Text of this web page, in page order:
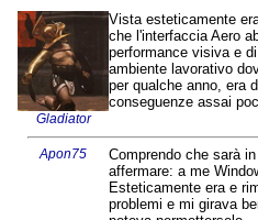
Gladiator
Vista esteticamente
che l'interfaccia Aero
performance visiva e
ambiente lavorativo
per qualche anno, era
conseguenze assai
Apon75
Comprendo che sarà
affermare: a me
Esteticamente era e
problemi e mi girava